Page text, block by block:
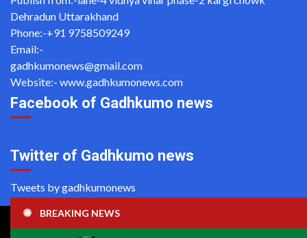
Dehradun Uttarakhand
Phone:-+91 9758509249
Email:-
gadhkumonews@gmail.com
Website:- www.gadhkumonews.com
Facebook of Gadhkumo news
Twitter of Gadhkumo news
Tweets by gadhkumonews
Copyright ©2020 All rights reserved | For Website Designing
BREAKING NEWS